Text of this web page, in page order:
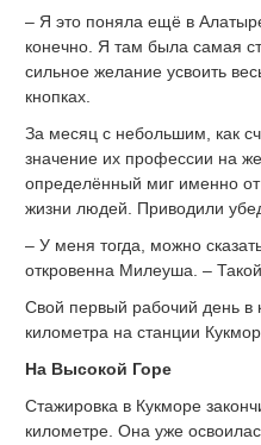
– Я это поняла ещё в
конечно. Я там была самая
сильное желание усвоить
кнопках.
За месяц с небольшим, как
значение их профессии на
определённый миг именно от
жизни людей. Приводили
– У меня тогда, можно
откровенна Милеуша. –
Свой первый рабочий день в
километра на станции
На Высокой Горе
Стажировка в Кукморе
километре. Она уже